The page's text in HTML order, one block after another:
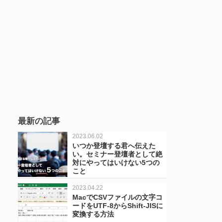
最新の記事
2023.06.02
いつか登壇する君へ伝えた
い。セミナー登壇者として絶
対にやってはいけない5つの
こと
2023.04.22
MacでCSVファイルの文字コ
ードをUTF-8からShift-JISに
変換する方法